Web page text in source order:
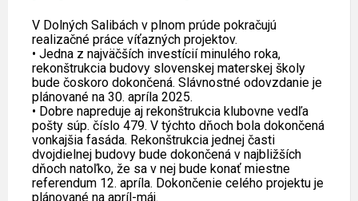
V Dolných Salibách v plnom prúde pokračujú
realizačné práce víťazných projektov.
• Jedna z najväčších investícií minulého roka,
rekonštrukcia budovy slovenskej materskej školy
bude čoskoro dokončená. Slávnostné odovzdanie je
plánované na 30. apríla 2025.
• Dobre napreduje aj rekonštrukcia klubovne vedľa
pošty súp. číslo 479. V týchto dňoch bola dokončená
vonkajšia fasáda. Rekonštrukcia jednej časti
dvojdielnej budovy bude dokončená v najbližších
dňoch natoľko, že sa v nej bude konať miestne
referendum 12. apríla. Dokončenie celého projektu je
plánované na apríl-máj.